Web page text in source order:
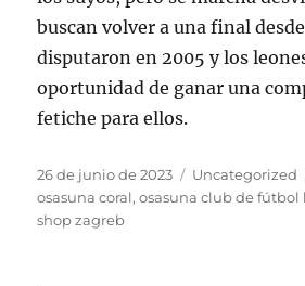
buscan volver a una final
disputaron en 2005 y los
oportunidad de ganar una
fetiche para ellos.
Publicado
el
26 de junio de 2023 Categorías
Uncategorized
osasuna coral,osasuna club de fútbol
shop zagreb